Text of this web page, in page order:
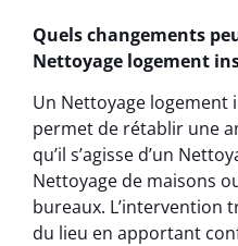
Quels changements
Nettoyage logement
Un Nettoyage logement
permet de rétablir une
qu’il s’agisse d’un
Nettoyage de maisons
bureaux. L’intervention
du lieu en apportant